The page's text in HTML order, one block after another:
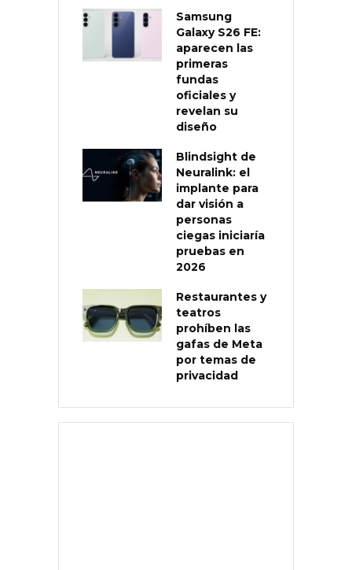
Samsung
Galaxy S26 FE:
aparecen las
primeras
fundas
oficiales y
revelan su
diseño
Blindsight de
Neuralink: el
implante para
dar visión a
personas
ciegas iniciaría
pruebas en
2026
Restaurantes y
teatros
prohíben las
gafas de Meta
por temas de
privacidad